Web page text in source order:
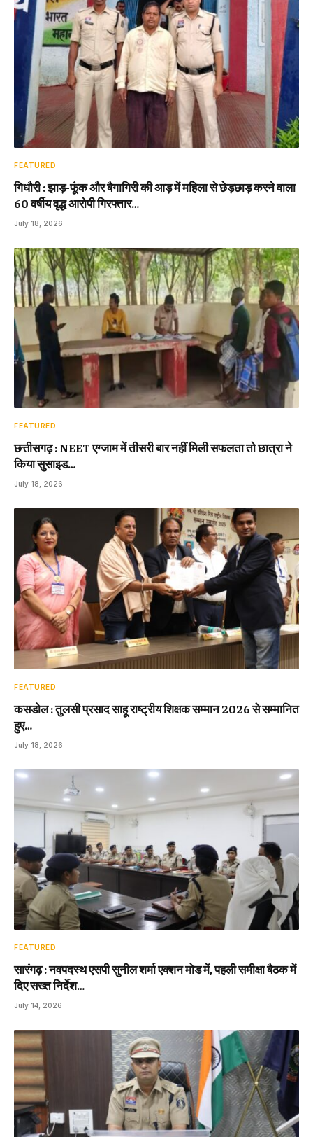
FEATURED
गिधौरी : झाड़-फूंक और बैगागिरी की आड़ में महिला से छेड़छाड़ करने वाला
60 वर्षीय वृद्ध आरोपी गिरफ्तार…
July 18, 2026
FEATURED
छत्तीसगढ़ : NEET एग्जाम में तीसरी बार नहीं मिली सफलता तो छात्रा ने
किया सुसाइड…
July 18, 2026
FEATURED
कसडोल : तुलसी प्रसाद साहू राष्ट्रीय शिक्षक सम्मान 2026 से सम्मानित
हुए…
July 18, 2026
FEATURED
सारंगढ़ : नवपदस्थ एसपी सुनील शर्मा एक्शन मोड में, पहली समीक्षा बैठक में
दिए सख्त निर्देश…
July 14, 2026